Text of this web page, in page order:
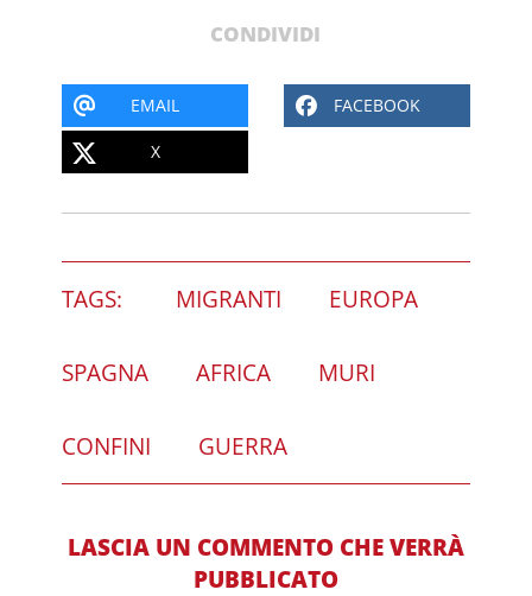
CONDIVIDI
EMAIL FACEBOOK
X
TAGS: MIGRANTI EUROPA
SPAGNA AFRICA MURI
CONFINI GUERRA
LASCIA UN COMMENTO CHE VERRÀ
PUBBLICATO